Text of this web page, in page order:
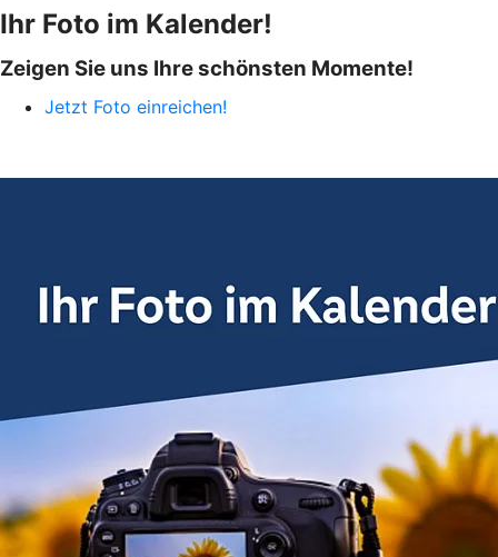
Ihr Foto im Kalender!
Zeigen Sie uns Ihre schönsten Momente!
Jetzt Foto einreichen!